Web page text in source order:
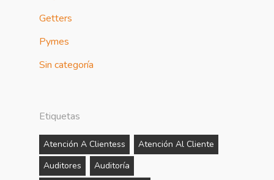
Getters
Pymes
Sin categoría
Etiquetas
Atención A Clientess
Atención Al Cliente
Auditores
Auditoría